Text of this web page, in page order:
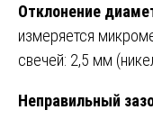
Отклонение
измеряется
свечей: 2,5 мм
Неправильный